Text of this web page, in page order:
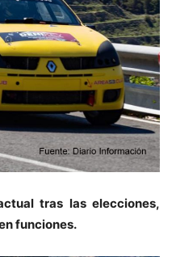
tras las elecciones,
funciones.